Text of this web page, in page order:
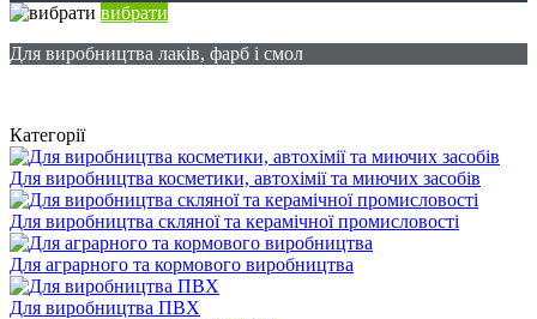
вибрати
Для виробництва лаків, фарб і смол
Категорії
Для виробництва косметики, автохімії та миючих засобів
Для виробництва скляної та керамічної промисловості
Для аграрного та кормового виробництва
Для виробництва ПВХ